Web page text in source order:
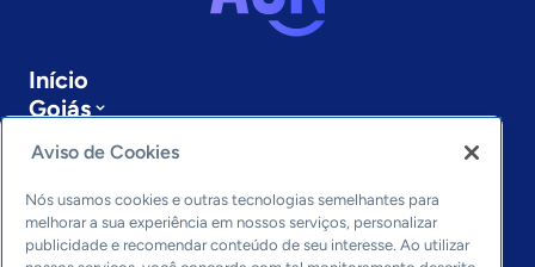
Início
Goiás
Últimas notícias
Entre em contato
Editorias
Aviso de Cookies
Nós usamos cookies e outras tecnologias semelhantes para
melhorar a sua experiência em nossos serviços, personalizar
publicidade e recomendar conteúdo de seu interesse. Ao utilizar